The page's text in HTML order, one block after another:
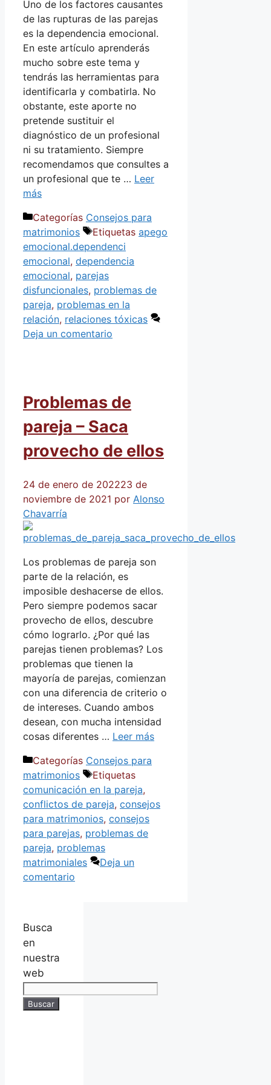
Uno de los factores causantes
de las rupturas de las parejas
es la dependencia emocional.
En este artículo aprenderás
mucho sobre este tema y
tendrás las herramientas para
identificarla y combatirla. No
obstante, este aporte no
pretende sustituir el
diagnóstico de un profesional
ni su tratamiento. Siempre
recomendamos que consultes a
un profesional que te … Leer
más
Categorías Consejos para
matrimonios
Etiquetas apego
emocional.dependenci
emocional, dependencia
emocional, parejas
disfuncionales, problemas de
pareja, problemas en la
relación, relaciones tóxicas
Deja un comentario
Problemas de
pareja – Saca
provecho de ellos
24 de enero de 202223 de
noviembre de 2021 por Alonso
Chavarría
Los problemas de pareja son
parte de la relación, es
imposible deshacerse de ellos.
Pero siempre podemos sacar
provecho de ellos, descubre
cómo lograrlo. ¿Por qué las
parejas tienen problemas? Los
problemas que tienen la
mayoría de parejas, comienzan
con una diferencia de criterio o
de intereses. Cuando ambos
desean, con mucha intensidad
cosas diferentes … Leer más
Categorías Consejos para
matrimonios
Etiquetas
comunicación en la pareja,
conflictos de pareja, consejos
para matrimonios, consejos
para parejas, problemas de
pareja, problemas
matrimoniales
Deja un
comentario
Busca
en
nuestra
web
Buscar